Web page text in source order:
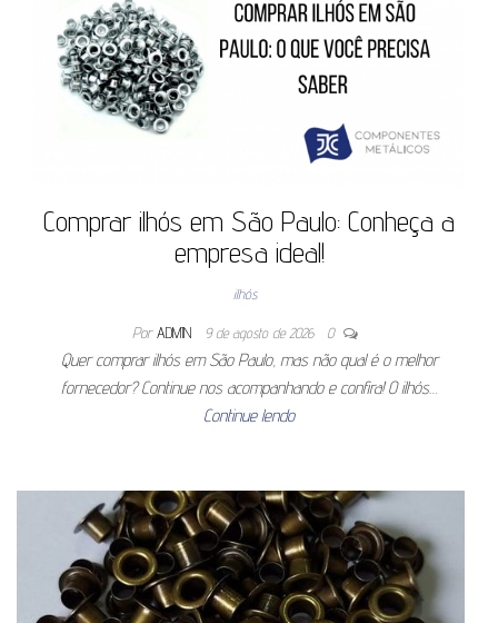
Comprar ilhós em São Paulo: Conheça a
empresa ideal!
ilhós
Por ADMIN 9 de agosto de 2026 0
Quer comprar ilhós em São Paulo, mas não qual é o melhor
fornecedor? Continue nos acompanhando e confira! O ilhós…
Continue lendo